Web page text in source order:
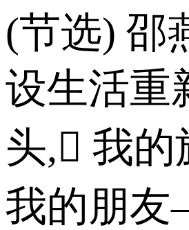
(节选) 邵
设生活重
头, 我的
我的朋